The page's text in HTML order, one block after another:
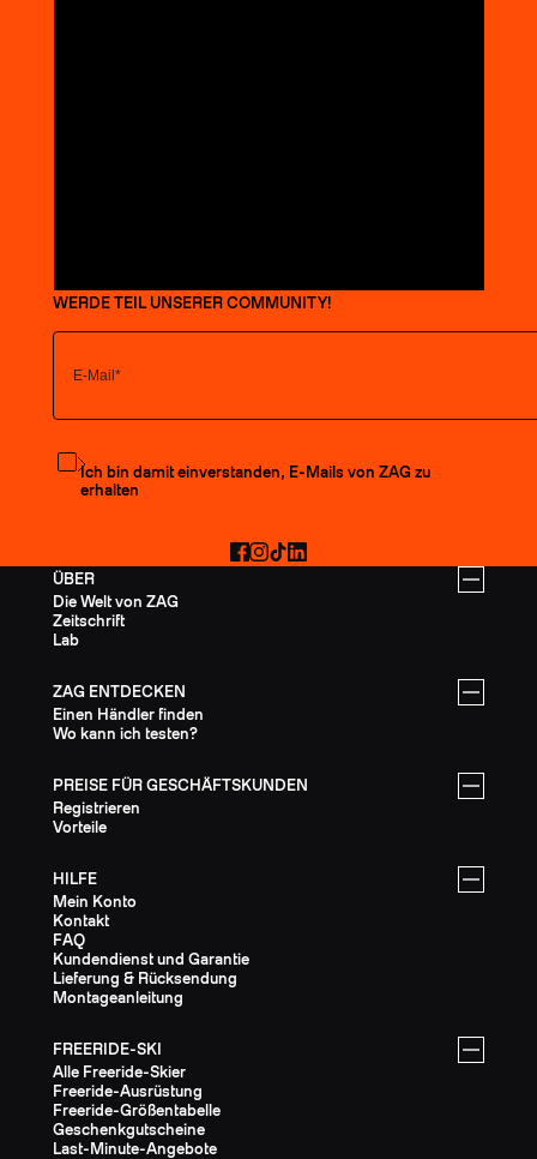
ÜBER
Die Welt von ZAG
Zeitschrift
Lab
ZAG ENTDECKEN
Einen Händler finden
Wo kann ich testen?
PREISE FÜR GESCHÄFTSKUNDEN
Registrieren
Vorteile
HILFE
Mein Konto
Kontakt
FAQ
Kundendienst und Garantie
Lieferung & Rücksendung
Montageanleitung
FREERIDE-SKI
Alle Freeride-Skier
Freeride-Ausrüstung
Freeride-Größentabelle
Geschenkgutscheine
Last-Minute-Angebote
WERDE TEIL UNSERER COMMUNITY!
Den Newsletter abonnieren
Ich bin damit einverstanden, E-Mails von ZAG zu
erhalten
Facebook
Instagram
TikTokLinkedIn